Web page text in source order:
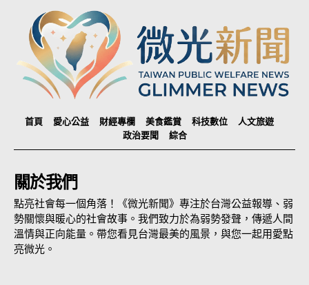
首頁 愛心公益 財經專欄 美食鑑賞 科技數位
人文旅遊
政治要聞
綜合
關於我們
點亮社會每一個角落！《微光新聞》專注於台灣公益報導、弱
勢關懷與暖心的社會故事。我們致力於為弱勢發聲，傳遞人間
溫情與正向能量。帶您看見台灣最美的風景，與您一起用愛點
亮微光。